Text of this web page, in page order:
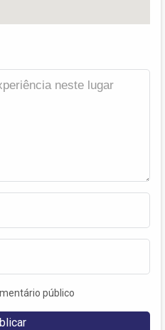
público